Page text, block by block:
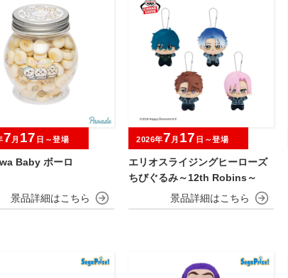
Baby ボーロ
7 月 17 日～登場
エリオスライジングヒーローズ
ちびぐるみ～12th Robins～
2026年7 月 17 日～登場